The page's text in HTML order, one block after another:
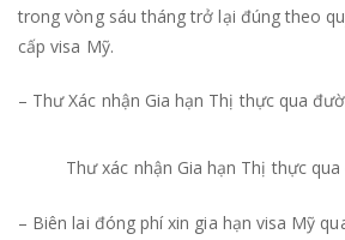
trong vòng sáu tháng trở lại đúng theo
cấp visa Mỹ.
– Thư Xác nhận Gia hạn Thị thực qua
Thư xác nhận Gia hạn Thị thực
– Biên lai đóng phí xin gia hạn visa Mỹ